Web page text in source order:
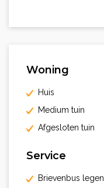
Woning
Huis
Medium tuin
Afgesloten tuin
Service
Brievenbus legen